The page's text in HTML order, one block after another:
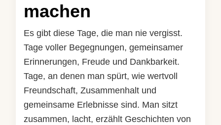
machen
Es gibt diese Tage, die man nie vergisst.
Tage voller Begegnungen, gemeinsamer
Erinnerungen, Freude und Dankbarkeit.
Tage, an denen man spürt, wie wertvoll
Freundschaft, Zusammenhalt und
gemeinsame Erlebnisse sind. Man sitzt
zusammen, lacht, erzählt Geschichten von